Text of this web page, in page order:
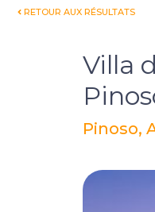
RETOUR AUX RÉSULTATS
Villa
Pinoso,